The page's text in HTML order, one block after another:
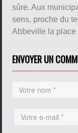
sûre. Aux
sens, proche du
Abbeville la place
ENVOYER UN